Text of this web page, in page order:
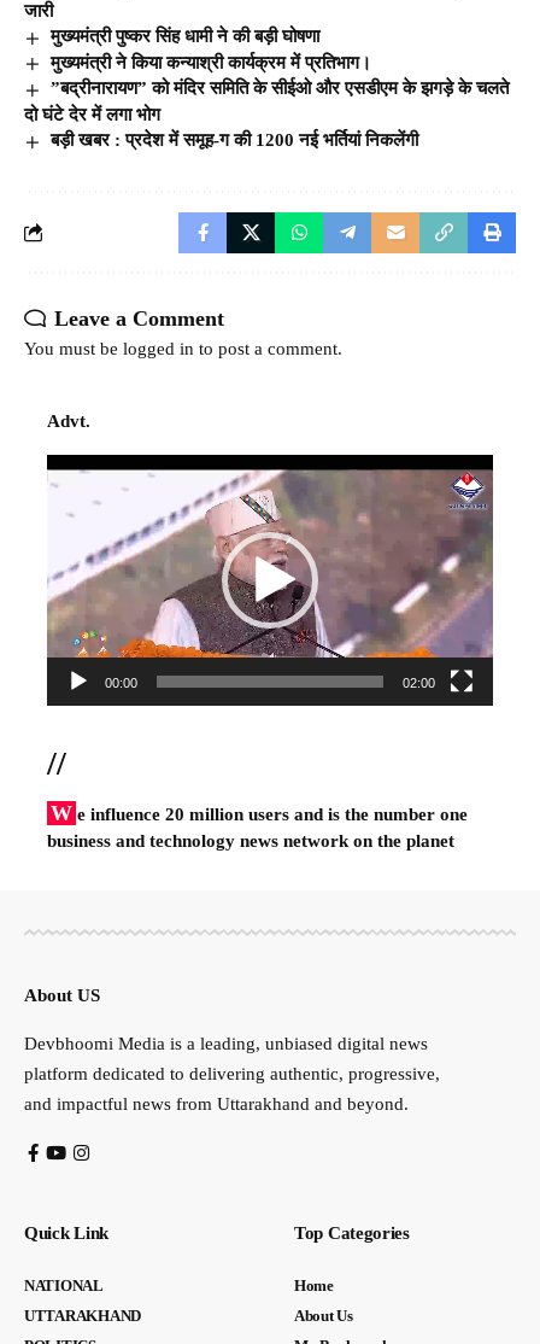
जारी
मुख्यमंत्री पुष्कर सिंह धामी ने की बड़ी घोषणा
मुख्यमंत्री ने किया कन्याश्री कार्यक्रम में प्रतिभाग।
”बद्रीनारायण” को मंदिर समिति के सीईओ और एसडीएम के झगड़े के चलते
दो घंटे देर में लगा भोग
बड़ी खबर : प्रदेश में समूह-ग की 1200 नई भर्तियां निकलेंगी
Leave a Comment
You must be logged in to post a comment.
Advt.
Video
00:00 02:00
//
W e influence 20 million users and is the number one
business and technology news network on the planet
About US
Devbhoomi Media is a leading, unbiased digital news
platform dedicated to delivering authentic, progressive,
and impactful news from Uttarakhand and beyond.
Quick Link
NATIONAL
UTTARAKHAND
Top Categories
Home
About Us